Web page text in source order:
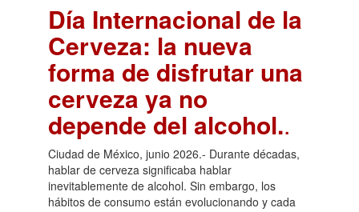
Día Internacional de la
Cerveza: la nueva
forma de disfrutar una
cerveza ya no
depende del alcohol..
Ciudad de México, junio 2026.- Durante décadas,
hablar de cerveza significaba hablar
inevitablemente de alcohol. Sin embargo, los
hábitos de consumo están evolucionando y cada